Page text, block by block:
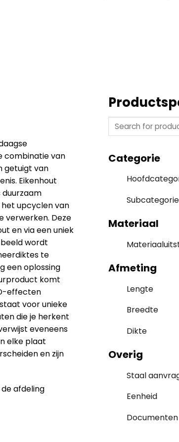
combinatie van
getuigt van
Eikenhout
upcyclen van
verwerken. Deze
en via een uniek
wordt
te
een oplossing
komt
effecten
voor unieke
die je herkent
eveneens
elke plaat
en zijn
afdeling
Categorie
Subcategorie
Materiaal
Afmeting
Lengte
Breedte
Dikte
Overig
Staal
Eenheid
Documenten